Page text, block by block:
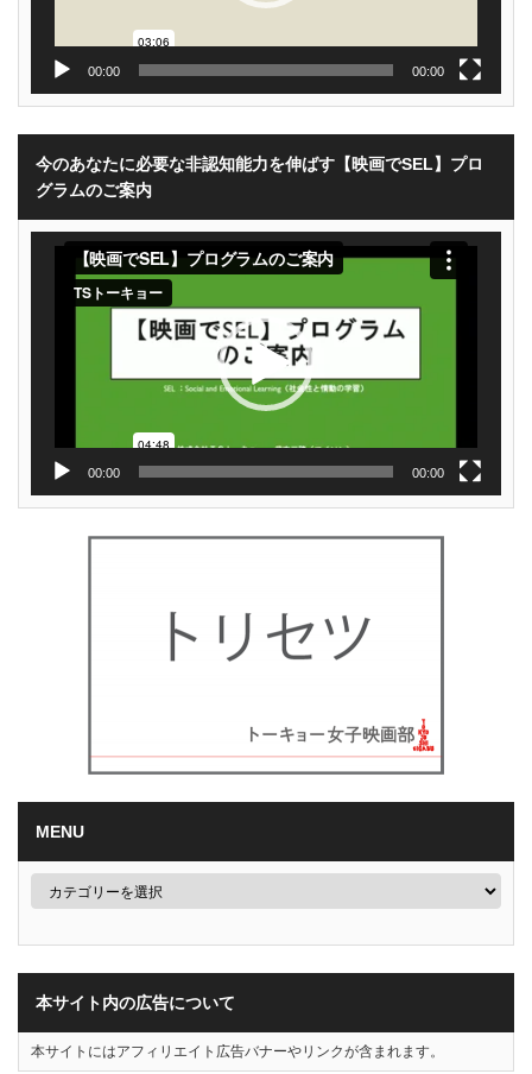
00:00 00:00
今のあなたに必要な非認知能力を伸ばす【映画でSEL】プロ
グラムのご案内
動
00:00 00:00
MENU
本サイト内の広告について
本サイトにはアフィリエイト広告バナーやリンクが含まれます。